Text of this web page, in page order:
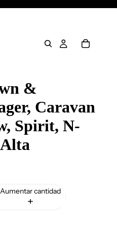
&
Caravan
Spirit, N-
Aumentar cantidad